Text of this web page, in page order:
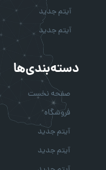
آیتم جدید
آیتم جدید
دسته‌بندی‌ها
صفحه نخست
فروشگاه
آیتم جدید
آیتم جدید